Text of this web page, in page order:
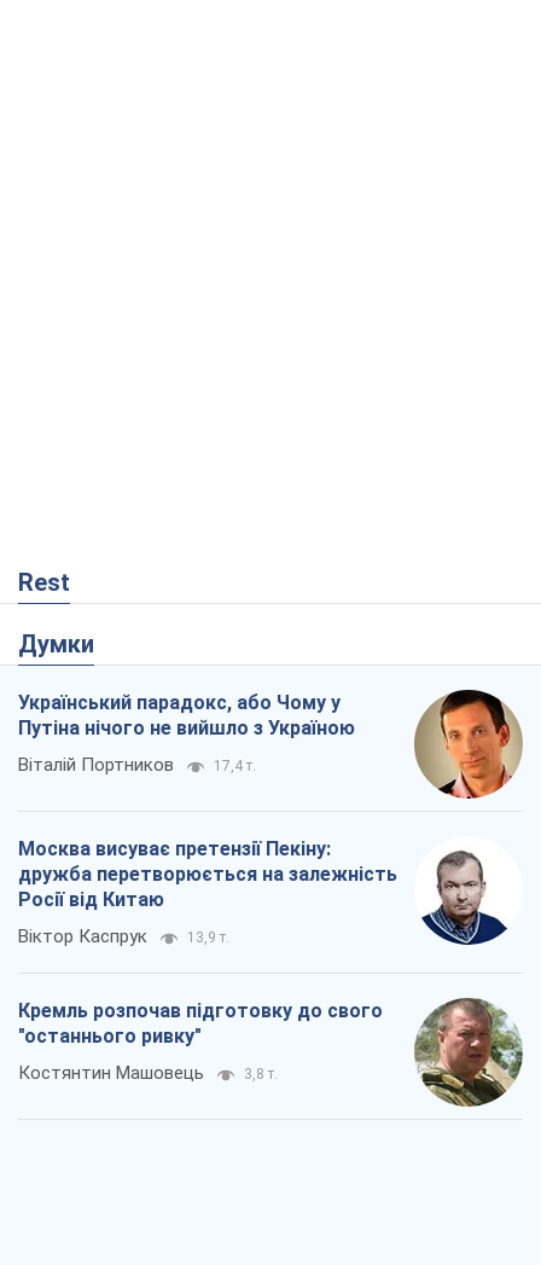
Rest
Думки
Український парадокс, або Чому у
Путіна нічого не вийшло з Україною
Віталій Портников 17,4 т.
Москва висуває претензії Пекіну:
дружба перетворюється на залежність
Росії від Китаю
Віктор Каспрук 13,9 т.
Кремль розпочав підготовку до свого
"останнього ривку"
Костянтин Машовець 3,8 т.